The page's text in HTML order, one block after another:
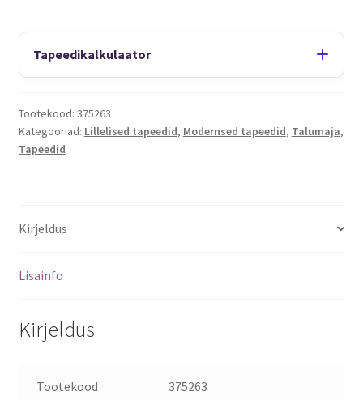
Tapeedikalkulaator
Tootekood: 375263
Kategooriad: Lillelised tapeedid, Modernsed tapeedid, Talumaja,
Tapeedid
Kirjeldus
Lisainfo
Kirjeldus
Tootekood 375263